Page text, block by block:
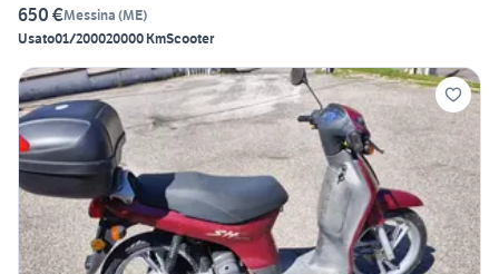
650 €Messina (ME)
Usato01/200020000 KmScooter